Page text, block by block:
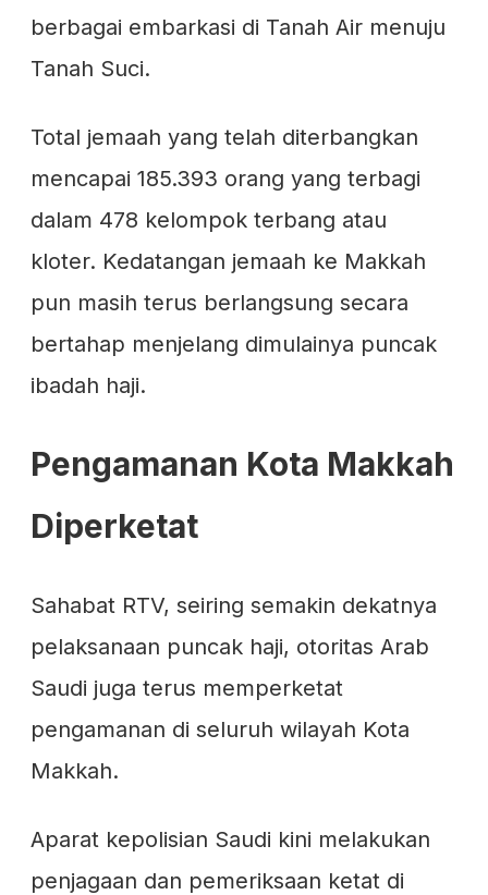
berbagai embarkasi di Tanah Air menuju
Tanah Suci.
Total jemaah yang telah diterbangkan
mencapai 185.393 orang yang terbagi
dalam 478 kelompok terbang atau
kloter. Kedatangan jemaah ke Makkah
pun masih terus berlangsung secara
bertahap menjelang dimulainya puncak
ibadah haji.
Pengamanan Kota Makkah
Diperketat
Sahabat RTV, seiring semakin dekatnya
pelaksanaan puncak haji, otoritas Arab
Saudi juga terus memperketat
pengamanan di seluruh wilayah Kota
Makkah.
Aparat kepolisian Saudi kini melakukan
penjagaan dan pemeriksaan ketat di